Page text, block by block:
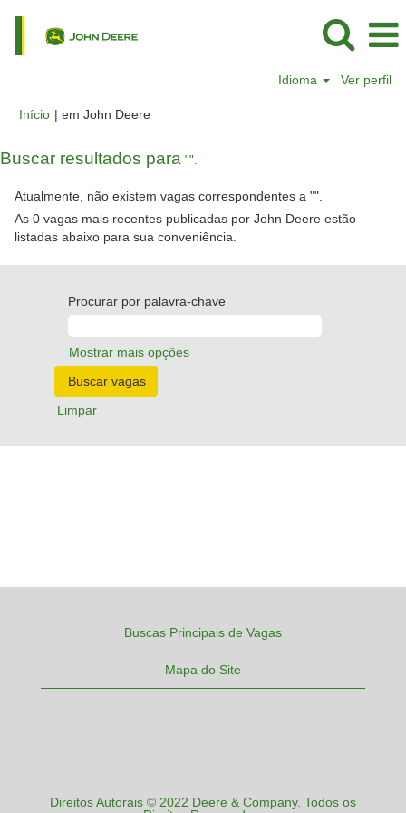
Idioma Ver perfil
Início | em John Deere(página
Buscar resultados para "".
Atualmente, não existem vagas correspondentes a "".
As 0 vagas mais recentes publicadas por John Deere estão
listadas abaixo para sua conveniência.
Procurar por palavra-chave
Mostrar mais opções
Limpar
Buscas Principais de Vagas
Mapa do Site
Direitos Autorais © 2022 Deere & Company. Todos os